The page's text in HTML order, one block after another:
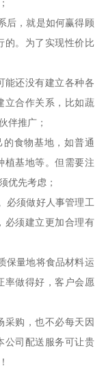
后，就是如何赢得顾
的。为了实现性价比
能还没有建立各种各
立合作关系，比如蔬
伴推广；
食物基地，如普通
植基地等。但需要注
优先考虑；
必须做好人事管理工
必须建立更加合理有
保量地将食品材料运
率做得好，客户会愿
采购，也不必每天因
公司配送服务可让贵